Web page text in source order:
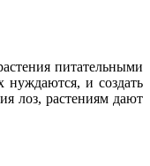
питательными
нуждаются, и создать
лоз, растениям дают